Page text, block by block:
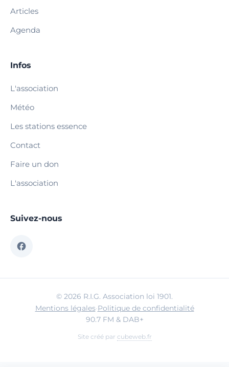
Articles
Agenda
Infos
L'association
Météo
Les stations essence
Contact
Faire un don
L'association
Suivez-nous
© 2026 R.I.G. Association loi 1901.
Mentions légales·Politique de confidentialité
90.7 FM & DAB+
Site créé par cubeweb.fr